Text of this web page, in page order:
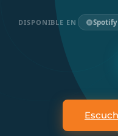
DISPONIBLE EN Spotify